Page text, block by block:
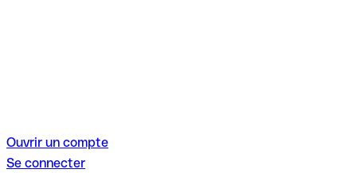
Ouvrir un compte
Se connecter